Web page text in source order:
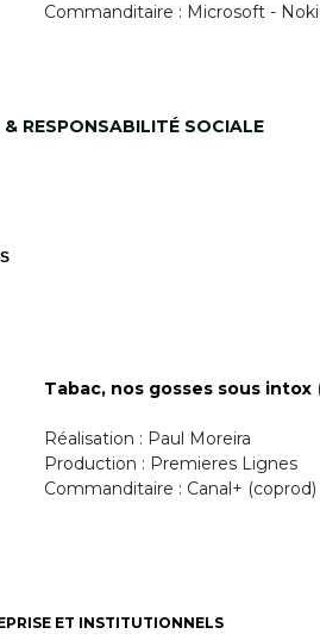
Commanditaire : Microsoft -
RESPONSABILITÉ SOCIALE
Tabac, nos gosses sous intox
Réalisation : Paul Moreira
Production : Premieres Lignes
Commanditaire : Canal+ (coprod)
ET INSTITUTIONNELS